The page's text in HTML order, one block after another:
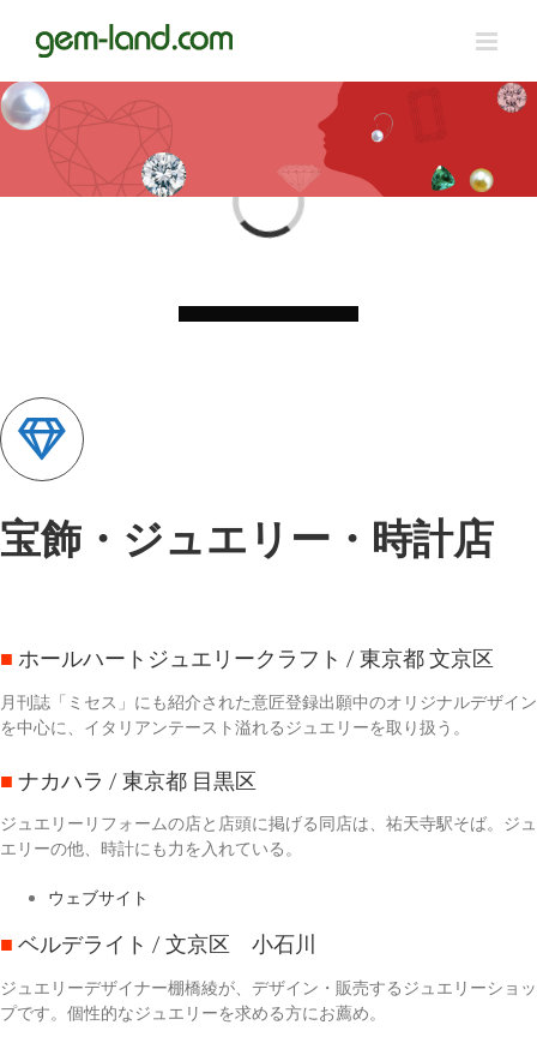
content
Loading...
宝飾・ジュエリー・時計店
■ ホールハートジュエリークラフト / 東京都 文京区
月刊誌「ミセス」にも紹介された意匠登録出願中のオリジナルデザイン
を中心に、イタリアンテースト溢れるジュエリーを取り扱う。
■ ナカハラ / 東京都 目黒区
ジュエリーリフォームの店と店頭に掲げる同店は、祐天寺駅そば。ジュ
エリーの他、時計にも力を入れている。
ウェブサイト
■ ベルデライト / 文京区 小石川
ジュエリーデザイナー棚橋綾が、デザイン・販売するジュエリーショッ
プです。個性的なジュエリーを求める方にお薦め。